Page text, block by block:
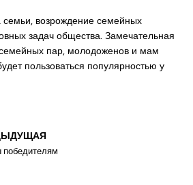
семьи, возрождение семейных
задач общества. Замечательная
пар, молодоженов и мам
пользоваться популярностью у
победителям